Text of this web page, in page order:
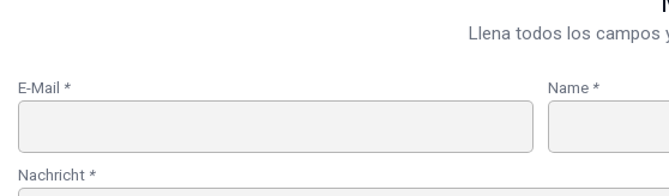
Llena todos los campos
E-Mail * Name *
Nachricht *